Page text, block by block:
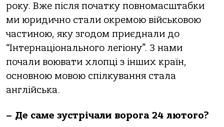
року. Вже після початку повномасштабки
ми юридично стали окремою військовою
частиною, яку згодом приєднали до
“Інтернаціонального легіону”. З нами
почали воювати хлопці з інших країн,
основною мовою спілкування стала
англійська.
– Де саме зустрічали ворога 24 лютого?